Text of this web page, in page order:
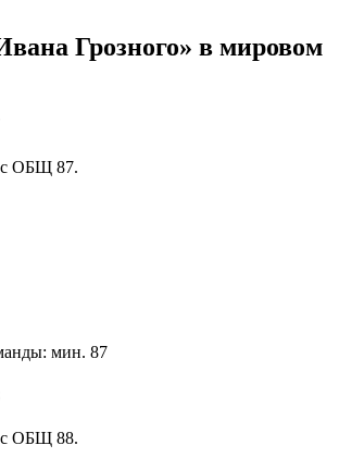
Грозного» в мировом
с ОБЩ 87.
мин. 87
с ОБЩ 88.